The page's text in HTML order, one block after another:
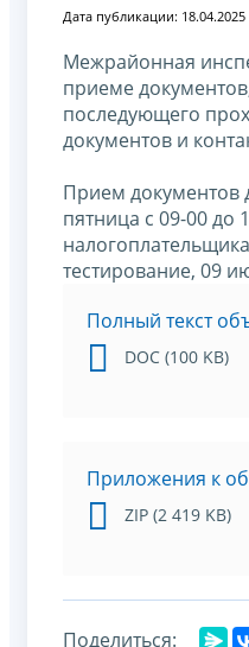
Дата публикации: 18.04.2025
Межрайонная
приеме
последующего
документов и
Прием документов
пятница с 09-00
тестирование, 09
Полный текст
DOC (100 KB)
Приложения к
ZIP (2 419 KB)
Поделиться: